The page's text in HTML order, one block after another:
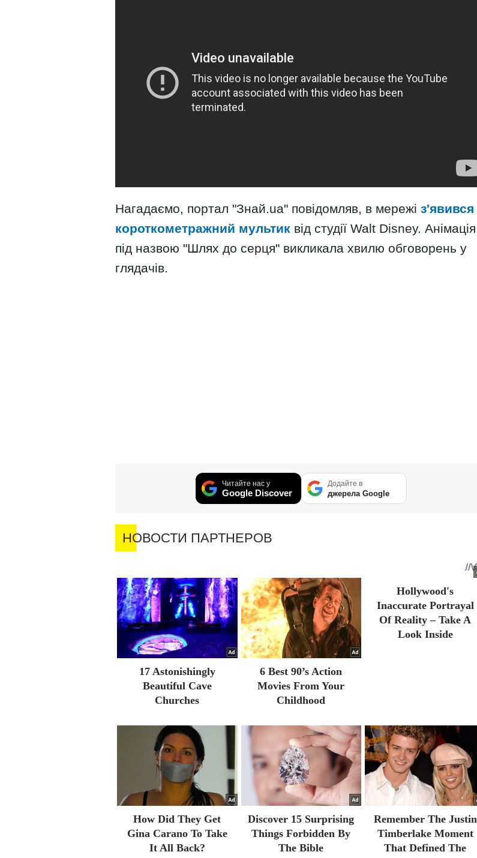
Нагадаємо, портал "Знай.ua" повідомляв, в мережі з'явився
короткометражний мультик від студії Walt Disney. Анімація
під назвою "Шлях до серця" викликала хвилю обговорень у
глядачів.
Читайте нас у
Google Discover
Додайте в
джерела Google
НОВОСТИ ПАРТНЕРОВ
17 Astonishingly
Beautiful Cave
Churches
6 Best 90’s Action
Movies From Your
Childhood
Hollywood's
Inaccurate Portrayal
Of Reality – Take A
Look Inside
How Did They Get
Gina Carano To Take
It All Back?
Discover 15 Surprising
Things Forbidden By
The Bible
Remember The Justin
Timberlake Moment
That Defined The